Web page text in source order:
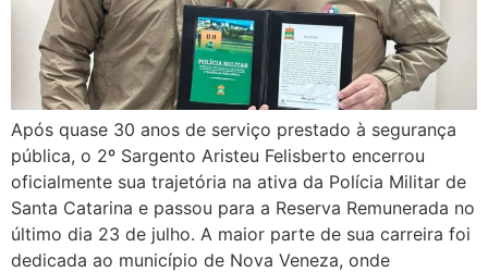
Após quase 30 anos de serviço prestado à segurança
pública, o 2º Sargento Aristeu Felisberto encerrou
oficialmente sua trajetória na ativa da Polícia Militar de
Santa Catarina e passou para a Reserva Remunerada no
último dia 23 de julho. A maior parte de sua carreira foi
dedicada ao município de Nova Veneza, onde